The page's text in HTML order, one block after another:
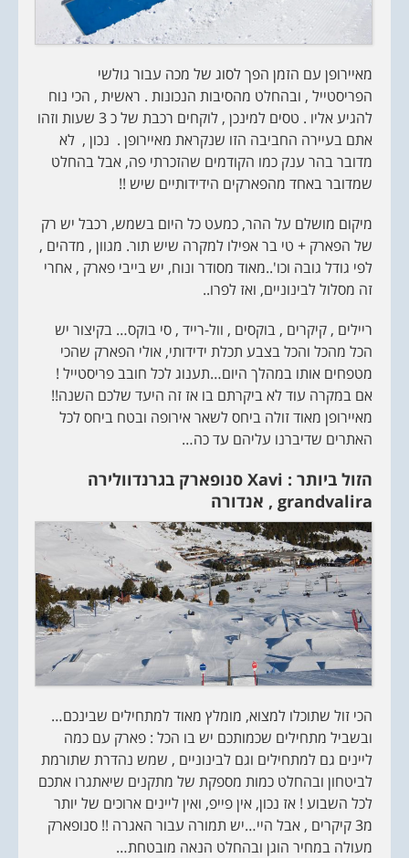
מאיירופן עם הזמן הפך לסוג של מכה עבור גולשי
הפריסטייל , ובהחלט מהסיבות הנכונות . ראשית , הכי נוח
להגיע אליו . טסים למינכן , לוקחים רכבת של כ 3 שעות וזהו
אתם בעיירה החביבה הזו שנקראת מאיירופן . נכון , לא
מדובר בהר ענק כמו הקודמים שהזכרתי פה, אבל בהחלט
שמדובר באחד מהפארקים הידידותיים שיש !!
מיקום מושלם על ההר, כמעט כל היום בשמש, רכבל יש רק
של הפארק + טי בר אפילו למקרה שיש תור. מגוון , מדהים ,
לפי גודל גובה וכו'..מאוד מסודר ונוח, יש בייבי פארק , אחרי
זה מסלול לבינוניים, ואז לפרו..
ריילים , קיקרים , בוקסים , וול-רייד , סי בוקס… בקיצור יש
הכל מהכל והכל בצבע תכלת ידידותי, אולי הפארק שהכי
מטפחים אותו במהלך היום…תענוג לכל חובב פריסטייל !
אם במקרה עוד לא ביקרתם בו אז זה היעד שלכם השנה!!
מאיירופן מאוד זולה ביחס לשאר אירופה ובטח ביחס לכל
האתרים שדיברנו עליהם עד כה…
הזול ביותר : Xavi סנופארק בגרנדוולירה
grandvalira , אנדורה
הכי זול שתוכלו למצוא, מומלץ מאוד למתחילים שבינכם…
ובשביל מתחילים שכמותכם יש בו הכל : פארק עם כמה
ליינים גם למתחילים וגם לבינוניים , שמש נהדרת שתורמת
לביטחון ובהחלט כמות מספקת של מתקנים שיאתגרו אתכם
לכל השבוע ! אז נכון, אין פייפ, ואין ליינים ארוכים של יותר
מ3 קיקרים , אבל היי…יש תמורה עבור האגרה !! סנופארק
מעולה במחיר הוגן ובהחלט הנאה מובטחת…